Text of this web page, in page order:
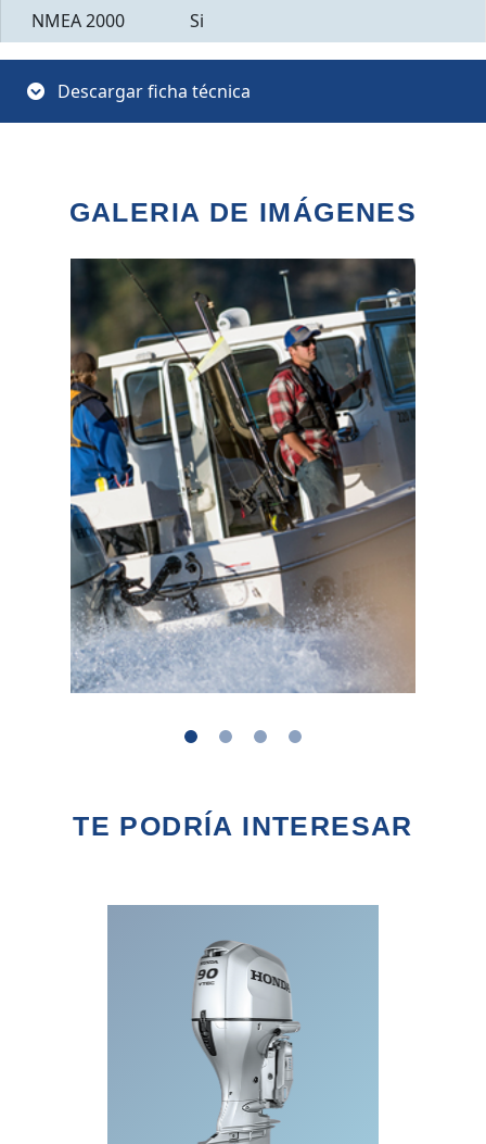
NMEA 2000
Si
Descargar ficha técnica
GALERIA DE IMÁGENES
TE PODRÍA INTERESAR